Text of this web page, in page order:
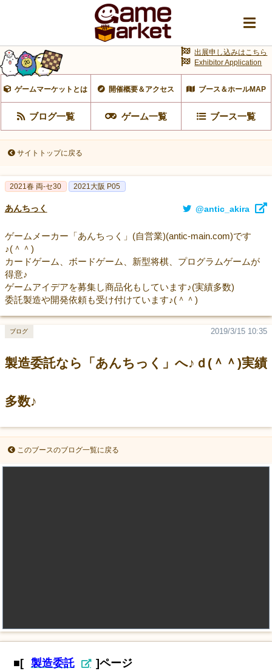
ゲームマーケットとは 開催概要＆アクセス ブース＆ホールMAP
ブログ一覧 ゲーム一覧 ブース一覧
出展申し込みはこちら
Exhibitor Application
サイトトップに戻る
2021春 両-セ30 2021大阪 P05
あんちっく @antic_akira
ゲームメーカー「あんちっく」(自営業)(antic-main.com)です
♪(＾＾)
カードゲーム、ボードゲーム、新型将棋、プログラムゲームが
得意♪
ゲームアイデアを募集し商品化もしています♪(実績多数)
委託製造や開発依頼も受け付けています♪(＾＾)
製造委託なら「あんちっく」へ♪ｄ(＾＾)実績
多数♪
2019/3/15 10:35
ブログ
このブースのブログ一覧に戻る
■[ 製造委託
]ページ